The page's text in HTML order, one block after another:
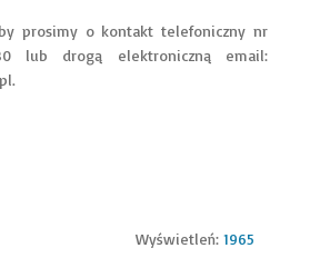
prosimy o kontakt telefoniczny nr
lub drogą elektroniczną email:
.
Wyświetleń:1965